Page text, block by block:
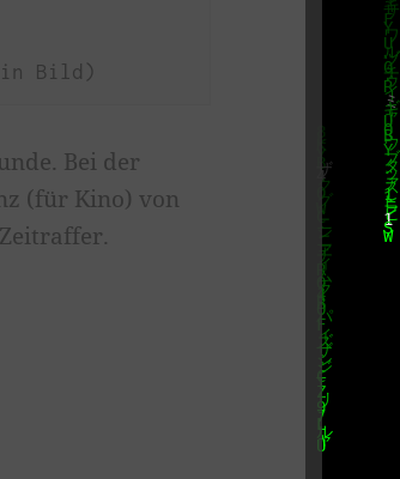
Bei der
(für Kino) von